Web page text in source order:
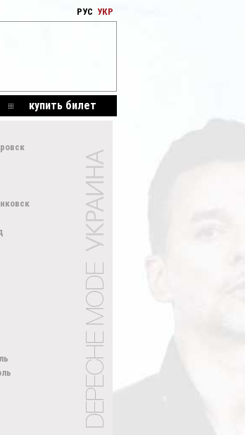
РУС УКР
купить билет